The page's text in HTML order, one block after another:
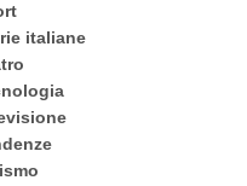
italiane